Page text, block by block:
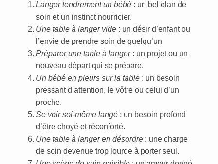
Langer tendrement un bébé: un bel élan de
soin et un instinct nourricier.
Une table à langer vide: un désir d’enfant ou
l’envie de prendre soin de quelqu’un.
Préparer une table à langer: un projet ou un
nouveau départ qui se prépare.
Un bébé en pleurs sur la table: un besoin
pressant d’attention, le vôtre ou celui d’un
proche.
Se voir soi-même langé: un besoin profond
d’être choyé et réconforté.
Une table à langer en désordre: une charge
de soin devenue trop lourde à porter seul.